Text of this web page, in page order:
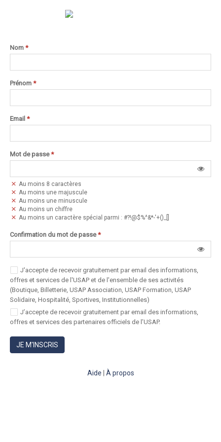
Nom *
Prénom *
Email *
Mot de passe*
Au moins 8 caractères
Au moins une majuscule
Au moins une minuscule
Au moins un chiffre
Au moins un caractère spécial parmi : #?!@$%^&*-'+()_[]
Confirmation du mot de passe*
J'accepte de recevoir gratuitement par email des informations,
offres et services de l'USAP et de l'ensemble de ses activités
(Boutique, Billetterie, USAP Association, USAP Formation, USAP
Solidaire, Hospitalité, Sportives, Institutionnelles)
J’accepte de recevoir gratuitement par email des informations,
offres et services des partenaires officiels de l’USAP.
JE M'INSCRIS
Aide À propos